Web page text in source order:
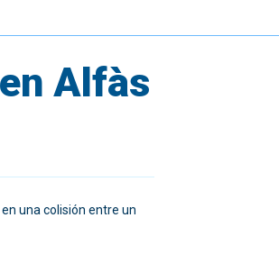
Alfàs
una colisión entre un